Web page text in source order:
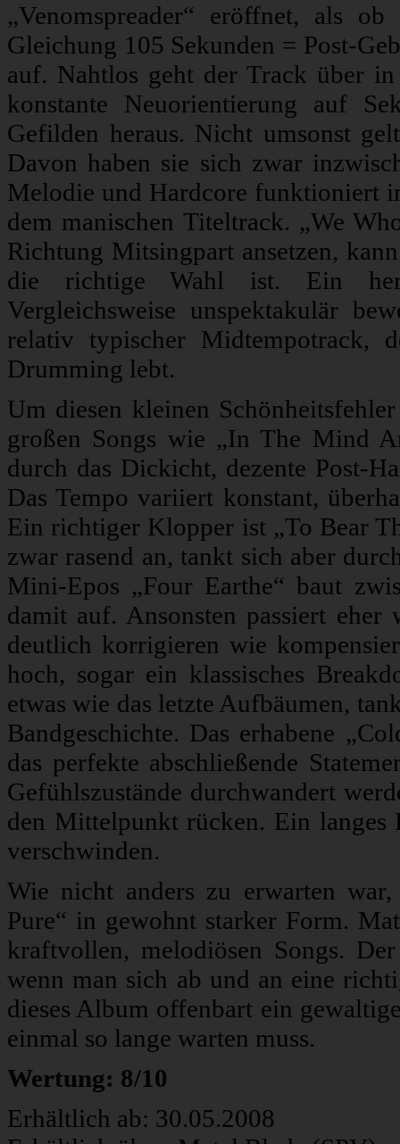
„Venomspreader“ eröffnet, als
Gleichung 105 Sekunden = Post-
auf. Nahtlos geht der Track über
konstante Neuorientierung auf
Gefilden heraus. Nicht umsonst
Davon haben sie sich zwar
Melodie und Hardcore funktioniert
dem manischen Titeltrack. „We
Richtung Mitsingpart ansetzen,
die richtige Wahl ist. Ein
Vergleichsweise unspektakulär
relativ typischer Midtempotrack,
Drumming lebt.
Um diesen kleinen
großen Songs wie „In The Mind
durch das Dickicht, dezente Post-
Das Tempo variiert konstant,
Ein richtiger Klopper ist „To Bear
zwar rasend an, tankt sich aber
Mini-Epos „Four Earthe“ baut
damit auf. Ansonsten passiert
deutlich korrigieren wie
hoch, sogar ein klassisches
etwas wie das letzte Aufbäumen,
Bandgeschichte. Das erhabene
das perfekte abschließende
Gefühlszustände durchwandert
den Mittelpunkt rücken. Ein langes
verschwinden.
Wie nicht anders zu erwarten
Pure“ in gewohnt starker Form.
kraftvollen, melodiösen Songs.
wenn man sich ab und an eine
dieses Album offenbart ein
einmal so lange warten muss.
Wertung: 8/10
Erhältlich ab: 30.05.2008